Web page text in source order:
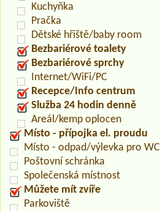
Kuchyňka
Pračka
Dětské hřiště/baby room
Bezbariérové toalety
Bezbariérové sprchy
Internet/WiFi/PC
Recepce/Info centrum
Služba 24 hodin denně
Areál/kemp oplocen
Místo - přípojka el. proudu
Místo - odpad/výlevka pro WC
Poštovní schránka
Společenská místnost
Můžete mít zvíře
Parkoviště